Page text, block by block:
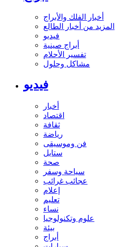
أخبار الفلك والأبراج
المزيد من أخبار الطالع
فيديو
أبراج صينية
تفسير الأحلام
مشاكل وحلول
فيديو
أخبار
اقتصاد
ثقافة
رياضة
فن وموسيقى
ستايل
صحة
سياحة وسفر
عجائب غرائب
إعلام
تعليم
نساء
علوم وتكنولوجيا
بيئة
أبراج